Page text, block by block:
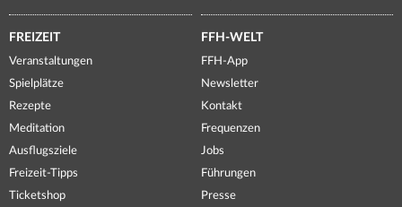
FREIZEIT
Veranstaltungen
Spielplätze
Rezepte
Meditation
Ausflugsziele
Freizeit-Tipps
Ticketshop
FFH-WELT
FFH-App
Newsletter
Kontakt
Frequenzen
Jobs
Führungen
Presse